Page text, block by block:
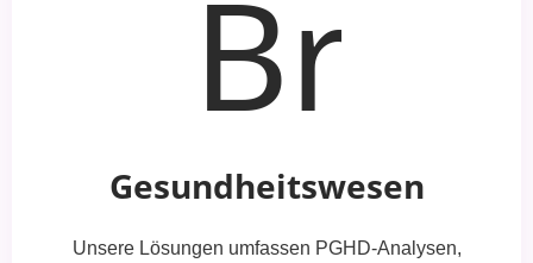
Gesundheitswesen
Unsere Lösungen umfassen PGHD-Analysen,